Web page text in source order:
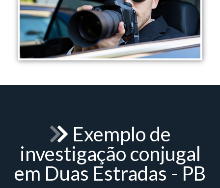
Exemplo de
investigação conjugal
em Duas Estradas - PB